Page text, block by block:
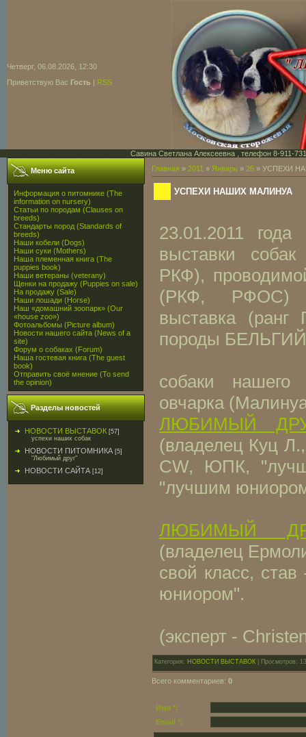
Четверг, 06.08.2026, 12:30
Приветствую Вас Гость | RSS
Савина Светлана Алексеевна , телефон 8-911-
Меню сайта
Информация о питомнике (The
information on nursery)
Статьи по породам (Clauses on
breeds)
Стандарты пород (Standards of
breeds)
Наши кобели (Dogs)
Наши суки (Mothers)
Наша племенная книга (The
puppies book)
Наши ветераны (veterany)
Щенки на продажу (Puppies on sale)
На продажу (Sale)
Наши лошади (Horse)
Наш «домашний зоопарк» (Our
«house zoo»)
Фотоальбомы (Picture album)
Новости нашего сайта (News of a
site)
Форум о собаках (Forum)
Наша гостевая книга (The guest
book)
Отправить своё мнение (To send
the opinion)
Разделы новостей
НОВОСТИ ВЫСТАВОК [57]
успехи наших собак
НОВОСТИ ПИТОМНИКА [5]
"Любимый друг"
НОВОСТИ САЙТА [12]
Главная » 2011 » Январь » 26 » УСПЕХИ
УСПЕХИ НАШИХ МАЛИНУА
23.01.2011
выставки
РКФ),
(РКФ, РФОС)
выставка (ранг
породы
собаки нашего
овчарка
ЛЮБИМЫЙ
(владелец Куц
CW, ЮПК,
"лучшим
ЛЮБИМЫЙ
(владелец
свой класс,
юниором".
(эксперт -
Категория: НОВОСТИ ВЫСТАВОК | Просмотров:
Всего комментариев: 0
Имя *:
Email *: